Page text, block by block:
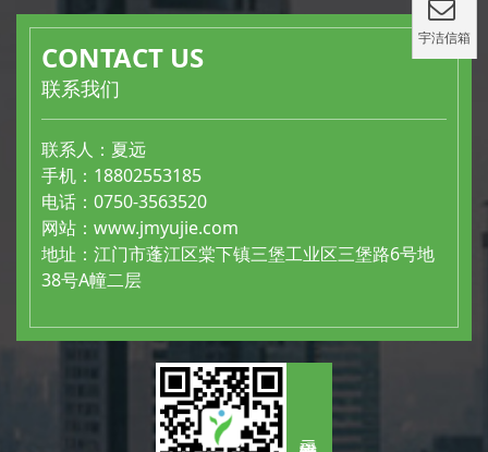
CONTACT US
联系我们
联系人：夏远
手机：18802553185
电话：0750-3563520
网站： www.jmyujie.com
地址：江门市蓬江区棠下镇三堡工业区三堡路6号地
38号A幢二层
宇洁信箱